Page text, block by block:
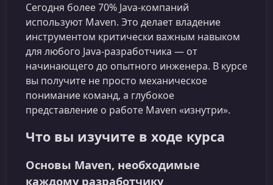
Сегодня более 70% Java‑компаний
используют Maven. Это делает владение
инструментом критически важным навыком
для любого Java‑разработчика — от
начинающего до опытного инженера. В курсе
вы получите не просто механическое
понимание команд, а глубокое
представление о работе Maven «изнутри».
Что вы изучите в ходе курса
Основы Maven, необходимые
каждому разработчику